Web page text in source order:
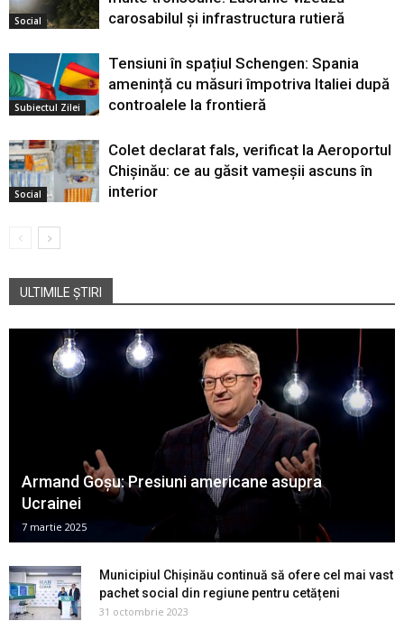
Social
carosabilul și infrastructura rutieră
Subiectul Zilei
Tensiuni în spațiul Schengen: Spania
amenință cu măsuri împotriva Italiei după
controalele la frontieră
Social
Colet declarat fals, verificat la Aeroportul
Chișinău: ce au găsit vameșii ascuns în
interior
ULTIMILE ȘTIRI
Armand Goșu: Presiuni americane asupra
Ucrainei
7 martie 2025
Municipiul Chișinău continuă să ofere cel mai vast
pachet social din regiune pentru cetățeni
31 octombrie 2023